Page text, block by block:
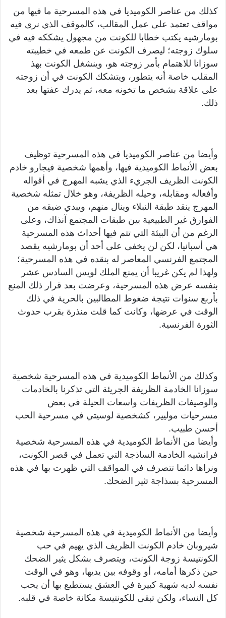
كذلك من عناصر الكوميديا في هذه المسرحية ما فيها من
مواقف تعتمد على عمل المقالب، كالموقف الذي نرى فيه
بومارشيه يكتب خطابا للكونت من مجهول يشككه فيه في
سلوك زوجته؛ ليصرف الكونت عن طمعه في خطيبته
سوزانا للاهتمام بأمر زوجته هو، وينشغل الكونت بهذ
المقلب خاصة أنه يتطور، ويتشكك الكونت في أن زوجته
على علاقة بشخص ما تخونه معه، ثم يدرك عفتها بعد
ذلك.
وأيضا من عناصر الكوميديا في هذه المسرحية توظيف
بعض الأنماط الكوميدية فيها، وأهمها شخصية فيجارو خادم
الكونت الظريف الجريء الذي يشبه المهرج في أقواله
وأفعاله ومقابله، وحيله الظريفة، وهو خلال تمثله شخصية
المهرج ينقد طبقة النبلاء وينال منهم، ويبدي ضيقه من
الفوارق غير الطبيعية بين طبقات المجتمع آنذاك، وعلى
الرغم من أن البيئة التي تتم فيها أحداث هذه المسرحية
هي أسبانيا، لكن لن يخفى على أحد أن بومارشيه يقصد
المجتمع الفرنسي المعاصر له بنقده في هذه المسرحية؛
ولهذا لم يكن غريبا أن يمنع الملك لويس السادس عشر
بنفسه عرض هذه المسرحية، وعرضت بعد قرار ذلك المنع
بأربع سنوات نتيجة ضغوط المطالبين بالحرية في ذلك
الوقت في عرضها، وكانت كما قلت منذرة بقرب حدوث
الثورة الفرنسية.
وكذلك من الأنماط الكوميدية في هذه المسرحية شخصية
سوزانا الخادمة الظريفة الجريئة التي تذكرنا بالخادمات
والوصيفات الظريفات واسعات الحيلة في بعض
مسرحيات موليير، كشخصية لوسيتي في مسرحية الحب
أحسن طبيب.
وأيضا من الأنماط الكوميدية في هذه المسرحية شخصية
فرانشيه الخادمة الساذجة التي تعمل في قصر الكونت،
ونراها دائما تتصرف في المواقف التي ظهرت بها في هذه
المسرحية بسذاجة تثير الضحك.
وأيضا من الأنماط الكوميدية في هذه المسرحية شخصية
شيروبان خادم الكونت الظريف الذي يهيم في حب
الكونتيسة زوجة الكونت، ويتصرف بشكل يثير الضحك
حين ذكرها أمامه، أو وقوفه بين يديها، وهو في الوقت
نفسه لديه شهية كبيرة في العشق يستطيع بها أن يحب
كل النساء، ولكن تبقى للكونتيسة مكانة خاصة في قلبه.